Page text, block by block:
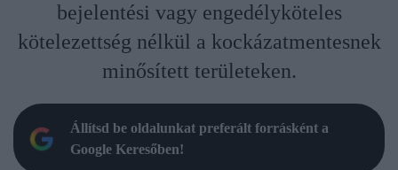
bejelentési vagy engedélyköteles
kötelezettség nélkül a kockázatmentesnek
minősített területeken.
Állítsd be oldalunkat preferált forrásként a
Google Keresőben!